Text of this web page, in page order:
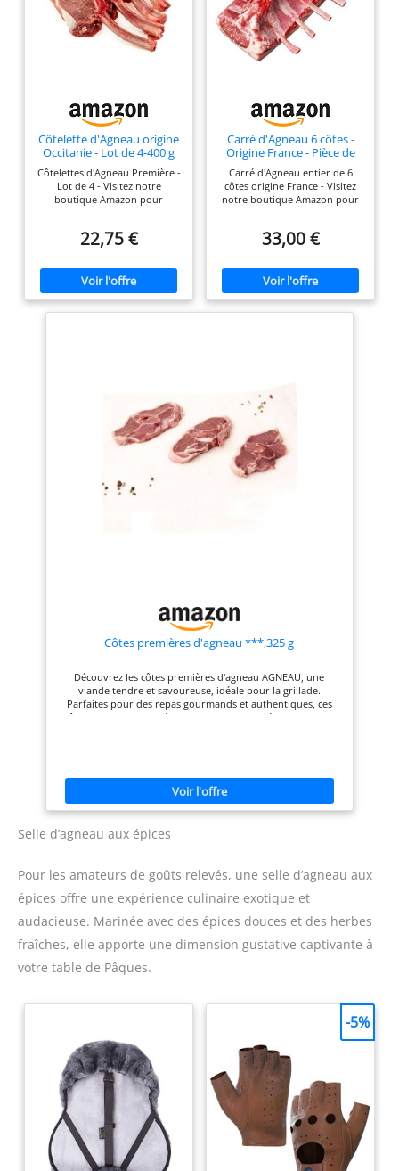
Côtelette d'Agneau origine
Occitanie - Lot de 4-400 g
Côtelettes d'Agneau Première -
Lot de 4 - Visitez notre
boutique Amazon pour
d'Agneau coupées à l'unité -
Côtes d'Agneau origine
Occitanie - Agneaux élevés en
plein air à Lacaune en Région
Occitanie et nourris sans OGM
garantissant le respect de la
chaine du froid
22,75 €
Carré d'Agneau 6 côtes -
Origine France - Pièce de
Carré d'Agneau entier de 6
côtes origine France - Visitez
notre boutique Amazon pour
550 g la pièce - Expédié sous
né et élevé en France A
conserver au réfrigérateur à
réception DLC à réception
entre 4 et 6 jours Livraison par
33,00 €
Côtes premières d'agneau ***,325 g
Découvrez les côtes premières d'agneau AGNEAU, une
viande tendre et savoureuse, idéale pour la grillade.
Parfaites pour des repas gourmands et authentiques, ces
côtes offrent une expérience culinaire raffinée et pleine de
Selle d’agneau aux épices
Pour les amateurs de goûts relevés, une selle d’agneau aux
épices offre une expérience culinaire exotique et
audacieuse. Marinée avec des épices douces et des herbes
fraîches, elle apporte une dimension gustative captivante à
votre table de Pâques.
-5%